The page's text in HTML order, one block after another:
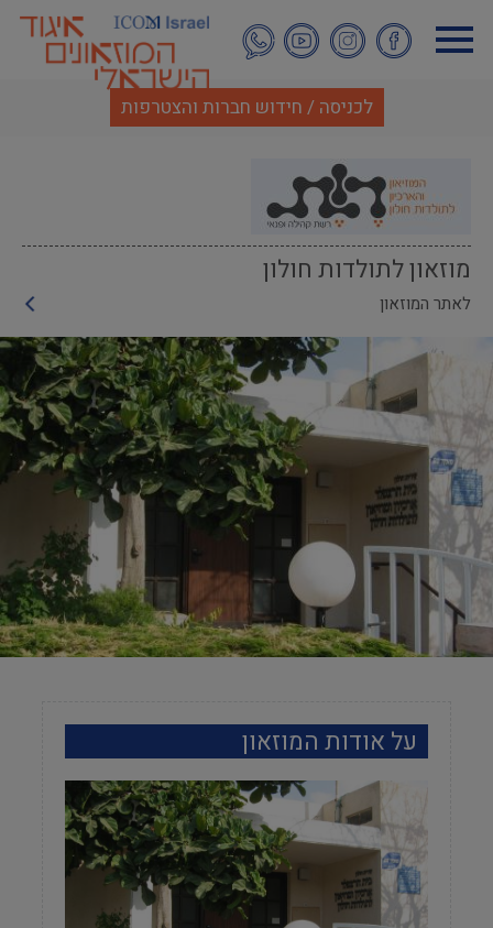
לתוכן
העיקרי
לכניסה / חידוש חברות והצטרפות
מוזאון לתולדות חולון
לאתר המוזאון
על אודות המוזאון